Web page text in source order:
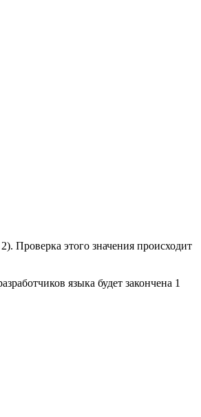
Проверка этого значения происходит
языка будет закончена 1